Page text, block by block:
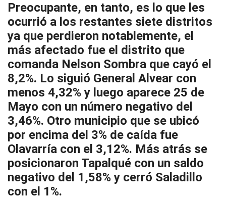
Preocupante, en tanto, es lo que les
ocurrió a los restantes siete distritos
ya que perdieron notablemente, el
más afectado fue el distrito que
comanda Nelson Sombra que cayó el
8,2%. Lo siguió General Alvear con
menos 4,32% y luego aparece 25 de
Mayo con un número negativo del
3,46%. Otro municipio que se ubicó
por encima del 3% de caída fue
Olavarría con el 3,12%. Más atrás se
posicionaron Tapalqué con un saldo
negativo del 1,58% y cerró Saladillo
con el 1%.